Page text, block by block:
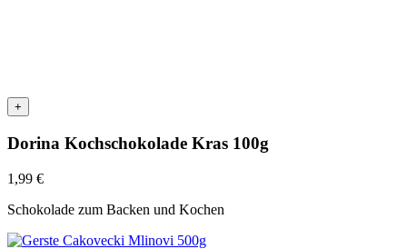
+
Dorina Kochschokolade Kras 100g
1,99 €
Schokolade zum Backen und Kochen